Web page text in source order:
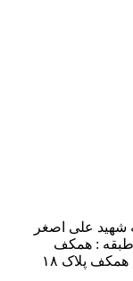
شهید علی اصغر
پلاک ۱۸